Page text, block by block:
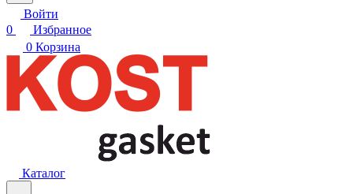
Войти
0
Избранное
0 Корзина
Каталог